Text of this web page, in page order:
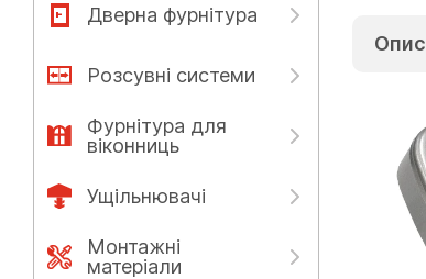
Дверна фурнітура
Розсувні системи
Фурнітура для
віконниць
Ущільнювачі
Монтажні
матеріали
Опис